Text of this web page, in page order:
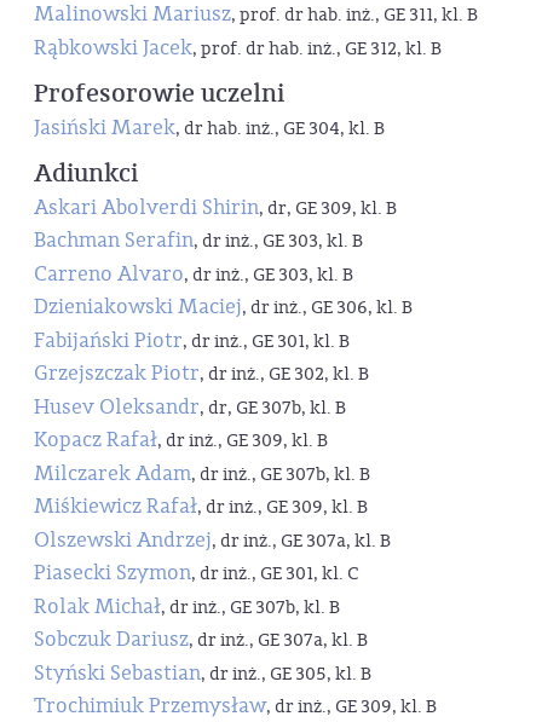
Malinowski Mariusz, prof. dr hab. inż., GE 311, kl. B
Rąbkowski Jacek, prof. dr hab. inż., GE 312, kl. B
Profesorowie uczelni
Jasiński Marek, dr hab. inż., GE 304, kl. B
Adiunkci
Askari Abolverdi Shirin, dr, GE 309, kl. B
Bachman Serafin, dr inż., GE 303, kl. B
Carreno Alvaro, dr inż., GE 303, kl. B
Dzieniakowski Maciej, dr inż., GE 306, kl. B
Fabijański Piotr, dr inż., GE 301, kl. B
Grzejszczak Piotr, dr inż., GE 302, kl. B
Husev Oleksandr, dr, GE 307b, kl. B
Kopacz Rafał, dr inż., GE 309, kl. B
Milczarek Adam, dr inż., GE 307b, kl. B
Miśkiewicz Rafał, dr inż., GE 309, kl. B
Olszewski Andrzej, dr inż., GE 307a, kl. B
Piasecki Szymon, dr inż., GE 301, kl. C
Rolak Michał, dr inż., GE 307b, kl. B
Sobczuk Dariusz, dr inż., GE 307a, kl. B
Styński Sebastian, dr inż., GE 305, kl. B
Trochimiuk Przemysław, dr inż., GE 309, kl. B